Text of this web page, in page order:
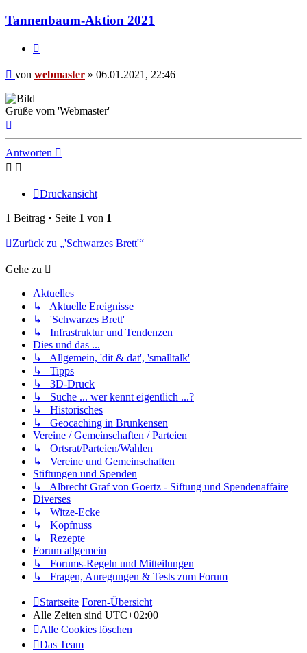
Tannenbaum-Aktion 2021
Beitrag
von webmaster » 06.01.2021, 22:46
Grüße vom 'Webmaster'
Antworten
Druckansicht
1 Beitrag • Seite 1 von 1
Zurück zu „'Schwarzes Brett'“
Gehe zu
Aktuelles
↳ Aktuelle Ereignisse
↳ 'Schwarzes Brett'
↳ Infrastruktur und Tendenzen
Dies und das ...
↳ Allgemein, 'dit & dat', 'smalltalk'
↳ Tipps
↳ 3D-Druck
↳ Suche ... wer kennt eigentlich ...?
↳ Historisches
↳ Geocaching in Brunkensen
Vereine / Gemeinschaften / Parteien
↳ Ortsrat/Parteien/Wahlen
↳ Vereine und Gemeinschaften
Stiftungen und Spenden
↳ Albrecht Graf von Goertz - Siftung und Spendenaffaire
Diverses
↳ Witze-Ecke
↳ Kopfnuss
↳ Rezepte
Forum allgemein
↳ Forums-Regeln und Mitteilungen
↳ Fragen, Anregungen & Tests zum Forum
Startseite Foren-Übersicht
Alle Zeiten sind UTC+02:00
Alle Cookies löschen
Das Team